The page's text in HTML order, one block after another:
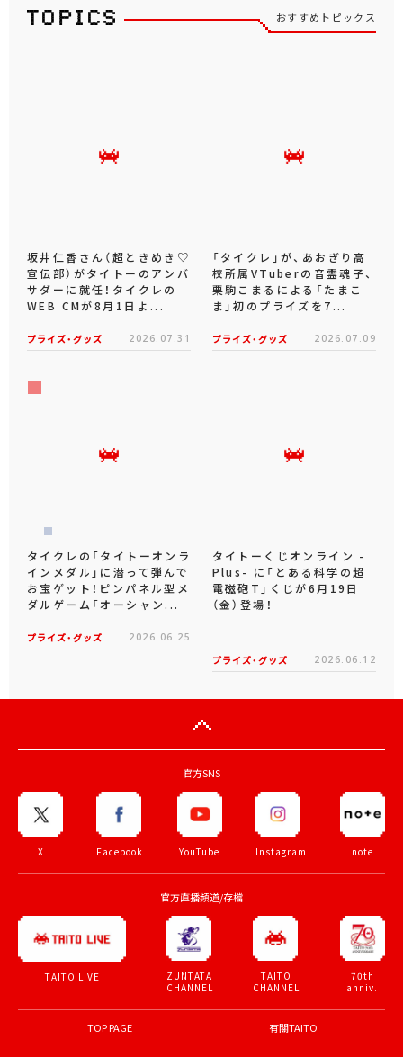
おすすめトピックス
坂井仁香さん（超ときめき♡
宣伝部）がタイトーのアンバ
サダーに就任！タイクレの
WEB CMが8月1日よ...
プライズ・グッズ 2026.07.31
「タイクレ」が、あおぎり高
校所属VTuberの音霊魂子、
栗駒こまるによる「たまこ
ま」初のプライズを7...
プライズ・グッズ 2026.07.09
タイクレの「タイトーオンラ
インメダル」に潜って弾んで
お宝ゲット！ピンパネル型メ
ダルゲーム「オーシャン...
プライズ・グッズ 2026.06.25
タイトーくじオンライン -
Plus- に「とある科学の超
電磁砲T」くじが6月19日
（金）登場！
プライズ・グッズ 2026.06.12
官方SNS
X Facebook YouTube Instagram note
官方直播頻道/存檔
TAITO LIVE
ZUNTATA
CHANNEL
TAITO
CHANNEL
70th
anniv.
TOP PAGE 有關TAITO